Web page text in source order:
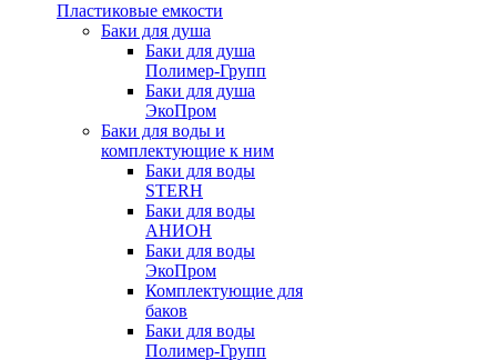
Пластиковые емкости
Баки для душа
Баки для душа
Полимер-Групп
Баки для душа
ЭкоПром
Баки для воды и
комплектующие к ним
Баки для воды
STERH
Баки для воды
АНИОН
Баки для воды
ЭкоПром
Комплектующие для
баков
Баки для воды
Полимер-Групп